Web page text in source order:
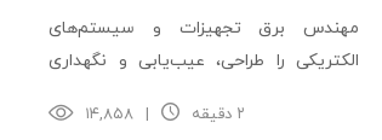
مهندس برق تجهیزات و سیستم‌های
الکتریکی را طراحی، عیب‌یابی و نگهداری
استخدام مهندس برق به این نکته ...
۱۴,۸۵۸ ۲ دقیقه